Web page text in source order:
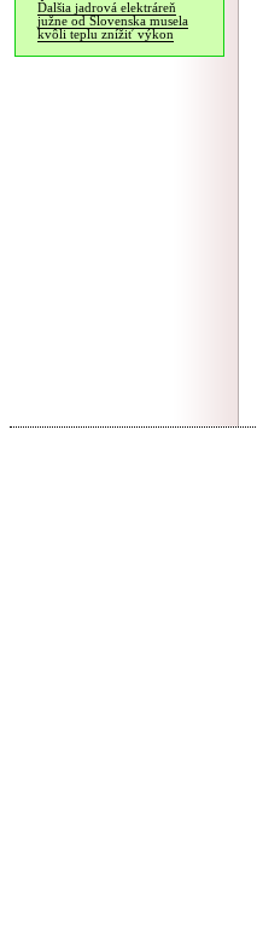
Ďalšia jadrová elektráreň
južne od Slovenska musela
kvôli teplu znížiť výkon